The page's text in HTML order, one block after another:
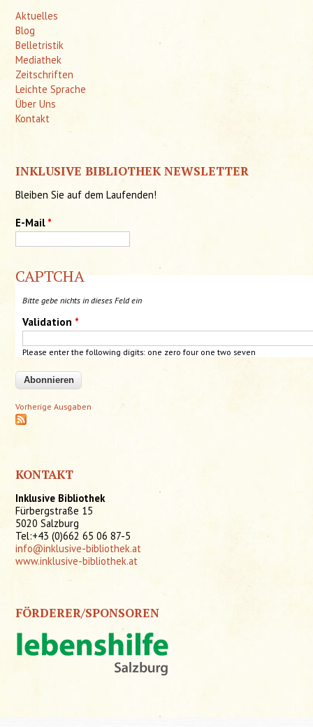
Aktuelles
Blog
Belletristik
Mediathek
Zeitschriften
Leichte Sprache
Über Uns
Kontakt
INKLUSIVE BIBLIOTHEK NEWSLETTER
Bleiben Sie auf dem Laufenden!
E-Mail *
CAPTCHA
Bitte gebe nichts in dieses Feld ein
Validation *
Please enter the following digits: one zero four one two seven
Vorherige Ausgaben
KONTAKT
Inklusive Bibliothek
Fürbergstraße 15
5020 Salzburg
Tel:+43 (0)662 65 06 87-5
info@inklusive-bibliothek.at
www.inklusive-bibliothek.at
FÖRDERER/SPONSOREN